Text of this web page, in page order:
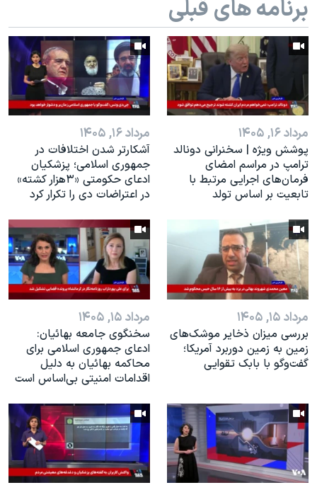
نرگس محمدی برنده جایزه نوبل صلح
همایش محافظه‌کاران آمریکا «سی‌پک»
صفحه‌های ویژه
سفر پرزیدنت ترامپ به چین
برنامه های قبلی
مرداد ۱۶, ۱۴۰۵
پوشش ویژه | سخنرانی دونالد
ترامپ در مراسم امضای
فرمان‌های اجرایی مرتبط با
تابعیت بر اساس تولد
مرداد ۱۶, ۱۴۰۵
آشکارتر شدن اختلافات در
جمهوری اسلامی؛ پزشکیان
ادعای حکومتی «۳هزار کشته»
در اعتراضات دی را تکرار کرد
مرداد ۱۵, ۱۴۰۵
بررسی میزان ذخایر موشک‌های
زمین به زمین دوربرد آمریکا؛
گفت‌وگو با بابک تقوایی
مرداد ۱۵, ۱۴۰۵
سخنگوی جامعه بهائیان:
ادعای جمهوری اسلامی برای
محاکمه بهائیان به دلیل
اقدامات امنیتی بی‌اساس است